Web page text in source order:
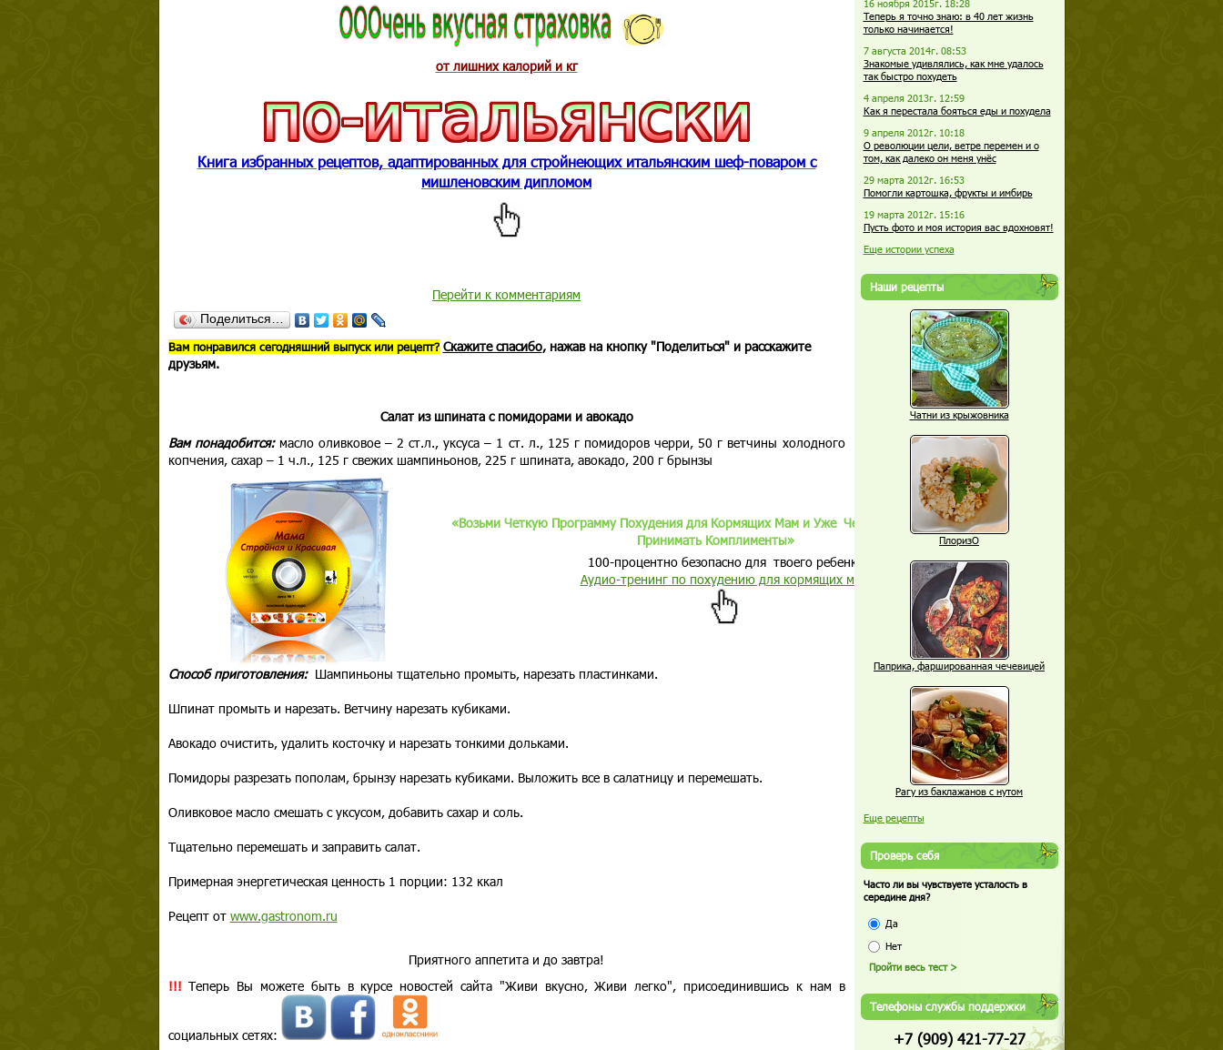
от лишних калорий и кг
Книга избранных рецептов, адаптированных для стройнеющих итальянским шеф-поваром с
мишленовским дипломом
Перейти к комментариям
Поделиться…
Вам понравился сегодняшний выпуск или рецепт? Скажите спасибо, нажав на кнопку "Поделиться" и расскажите
друзьям.
Салат из шпината с помидорами и авокадо
Вам понадобится:масло оливковое – 2 ст.л., уксуса – 1 ст. л., 125 г помидоров черри, 50 г ветчины холодного
копчения, сахар – 1 ч.л., 125 г свежих шампиньонов, 225 г шпината, авокадо, 200 г брынзы
«Возьми Четкую Программу Похудения для Кормящих Мам и Уже Через Неделю Начинай
Принимать Комплименты»
100-процентно безопасно для твоего ребенка!
Аудио-тренинг по похудению для кормящих мам
Способ приготовления:Шампиньоны тщательно промыть, нарезать пластинками.
Шпинат промыть и нарезать. Ветчину нарезать кубиками.
Авокадо очистить, удалить косточку и нарезать тонкими дольками.
Помидоры разрезать пополам, брынзу нарезать кубиками. Выложить все в салатницу и перемешать.
Оливковое масло смешать с уксусом, добавить сахар и соль.
Тщательно перемешать и заправить салат.
Примерная энергетическая ценность 1 порции: 132 ккал
Рецепт от www.gastronom.ru
Приятного аппетита и до завтра!
!!! Теперь Вы можете быть в курсе новостей сайта "Живи вкусно, Живи легко", присоединившись к нам в
социальных сетях:
16 ноября 2015г. 18:28
Теперь я точно знаю: в 40 лет жизнь
только начинается!
7 августа 2014г. 08:53
Знакомые удивлялись, как мне удалось
так быстро похудеть
4 апреля 2013г. 12:59
Как я перестала бояться еды и похудела
9 апреля 2012г. 10:18
О революции цели, ветре перемен и о
том, как далеко он меня унёс
29 марта 2012г. 16:53
Помогли картошка, фрукты и имбирь
19 марта 2012г. 15:16
Пусть фото и моя история вас вдохновят!
Еще истории успеха
Наши рецепты
Чатни из крыжовника
ПлоризО
Паприка, фаршированная чечевицей
Рагу из баклажанов с нутом
Еще рецепты
Проверь себя
Часто ли вы чувствуете усталость в
середине дня?
Да
Нет
Телефоны службы поддержки
+7 (909) 421-77-27